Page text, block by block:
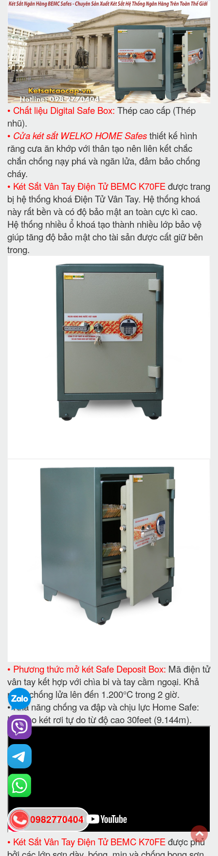
• Chất liệu Digital Safe Box: Thép cao cấp (Thép
nhũ).
• Cửa két sắt WELKO HOME Safesthiết kế hình
răng cưa ăn khớp với thân tạo nên liên kết chắc
chắn chống nạy phá và ngăn lửa, đảm bảo chống
cháy.
• Két Sắt Vân Tay Điện Tử BEMC K70FEđược trang
bị hệ thống khoá Điện Tử Vân Tay. Hệ thống khoá
này rất bền và có độ bảo mật an toàn cực kì cao.
Hệ thống nhiều ổ khoá tạo thành nhiều lớp bảo vệ
giúp tăng độ bảo mật cho tài sản được cất giữ bên
trong.
• Phương thức mở két Safe Deposit Box: Mã điện tử
vân tay kết hợp với chìa bi và tay cầm ngoại. Khả
năng chống lửa lên đến 1.200°C trong 2 giờ.
• Khả năng chống va đập và chịu lực Home Safe:
Khi cho két rơi tự do từ độ cao 30feet (9.144m).
• Két Sắt Vân Tay Điện Tử BEMC K70FEđược phủ
0982770404
back